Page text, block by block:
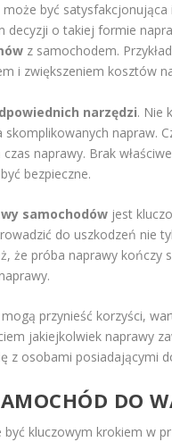
być
decyzji o takiej formie
z samochodem.
i zwiększeniem kosztów
narzędzi. Nie
napraw.
naprawy. Brak
bezpieczne.
samochodów jest
do uszkodzeń nie
że próba naprawy kończy
przynieść korzyści,
jakiejkolwiek naprawy
z osobami posiadającymi
DO
kluczowym krokiem w